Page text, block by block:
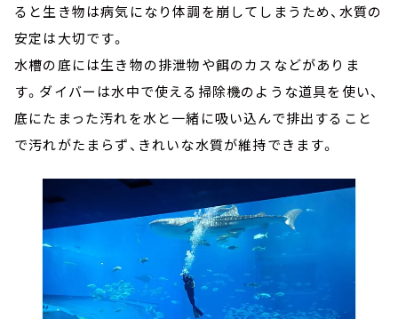
ると生き物は病気になり体調を崩してしまうため、水質の
安定は大切です。
水槽の底には生き物の排泄物や餌のカスなどがありま
す。ダイバーは水中で使える掃除機のような道具を使い、
底にたまった汚れを水と一緒に吸い込んで排出すること
で汚れがたまらず、きれいな水質が維持できます。